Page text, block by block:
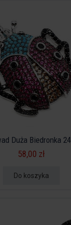
Duża Biedronka
58,00 zł
Do koszyka